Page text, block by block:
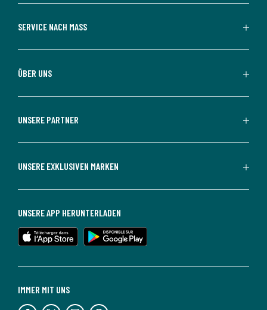
SERVICE NACH MASS
ÜBER UNS
UNSERE PARTNER
UNSERE EXKLUSIVEN MARKEN
IMMER MIT UNS
UNSERE APP HERUNTERLADEN